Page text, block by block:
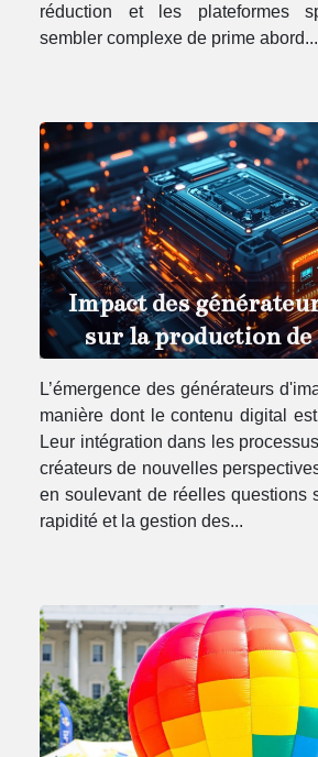
réduction et les plateformes
sembler complexe de prime
Impact des
sur la production de
digital
L’émergence des générateurs
manière dont le contenu digital
Leur intégration dans les
créateurs de nouvelles
en soulevant de réelles questions
rapidité et la gestion des...